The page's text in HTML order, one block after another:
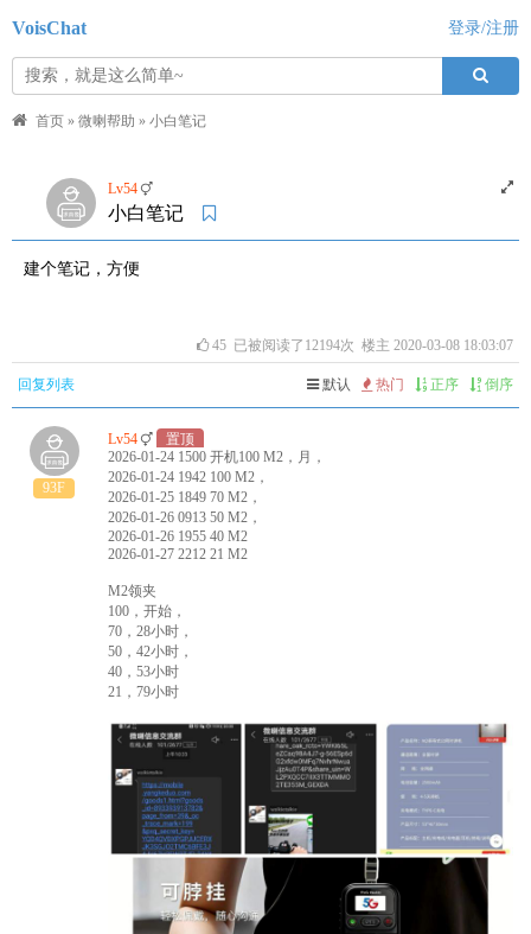
VoisChat 登录/注册
首页 » 微喇帮助 » 小白笔记
Lv54
小白笔记
建个笔记，方便
45 已被阅读了12194次 楼主 2020-03-08 18:03:07
回复列表 默认 热门 正序 倒序
93F
Lv54
置顶
2026-01-24 1500 开机100 M2，月，
2026-01-24 1942 100 M2，
2026-01-25 1849 70 M2，
2026-01-26 0913 50 M2，
2026-01-26 1955 40 M2
2026-01-27 2212 21 M2
M2领夹
100，开始，
70，28小时，
50，42小时，
40，53小时
21，79小时